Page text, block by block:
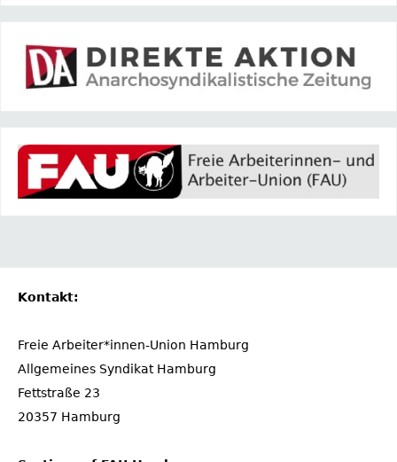
Kontakt:
Freie Arbeiter*innen-Union Hamburg
Allgemeines Syndikat Hamburg
Fettstraße 23
20357 Hamburg